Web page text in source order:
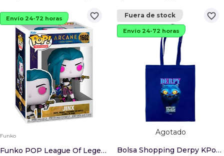
favorite_border
Envío 24-72 horas
Funko
Funko POP League Of Legends Arcane Jinx 1602
favorite_border
Fuera de stock
Envío 24-72 horas
Agotado
Bolsa Shopping Derpy KPop Demon Hunters